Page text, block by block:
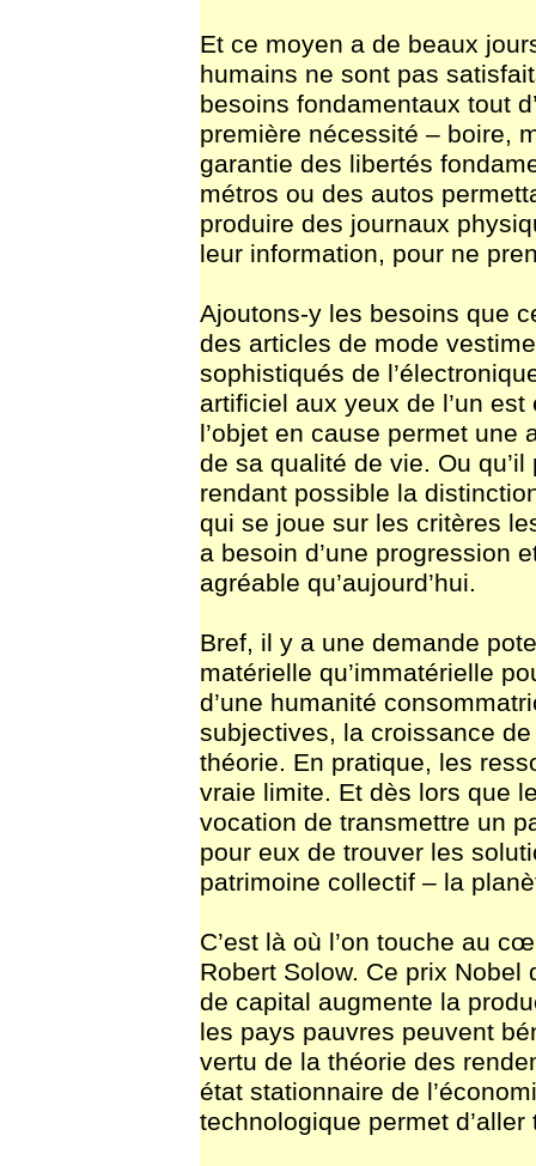
Et ce moyen a de beaux
humains ne sont pas
besoins fondamentaux tout
première nécessité – boire,
garantie des libertés
métros ou des autos
produire des journaux
leur information, pour ne
Ajoutons-y les besoins que
des articles de mode
sophistiqués de
artificiel aux yeux de l’un
l’objet en cause permet
de sa qualité de vie. Ou
rendant possible la
qui se joue sur les critères
a besoin d’une progression
agréable qu’aujourd’hui.
Bref, il y a une demande
matérielle qu’immatérielle
d’une humanité
subjectives, la croissance
théorie. En pratique, les
vraie limite. Et dès lors que
vocation de transmettre un
pour eux de trouver les
patrimoine collectif – la
C’est là où l’on touche au
Robert Solow. Ce prix
de capital augmente la
les pays pauvres peuvent
vertu de la théorie des
état stationnaire de
technologique permet